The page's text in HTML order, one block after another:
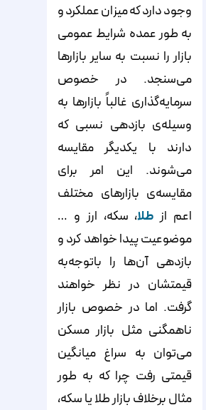
وجود دارد که میزان عملکرد و
به طور عمده شرایط عمومی
بازار را نسبت به سایر بازارها
می‌‌‌‌سنجد. در خصوص
سرمایه‌‌‌‌گذاری غالباً بازارها به
وسیله‌‌‌‌ی بازدهی نسبی که
دارند با یکدیگر مقایسه
می‌‌‌‌شوند. این امر برای
مقایسه‌‌‌‌ی بازارهای مختلف
اعم از طلا، سکه، ارز و …
موضوعیت پیدا خواهد کرد و
بازدهی آن‌‌‌‌ها را باتوجه‌به
قیمتشان در نظر خواهند
گرفت. اما در خصوص بازار
ناهمگنی مثل بازار مسکن
می‌‌‌‌توان به سراغ میانگین
قیمتی رفت چرا که به طور
مثال برخلاف بازار طلا یا سکه،